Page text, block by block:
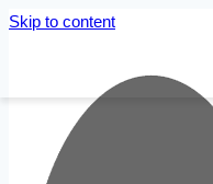
Skip to content